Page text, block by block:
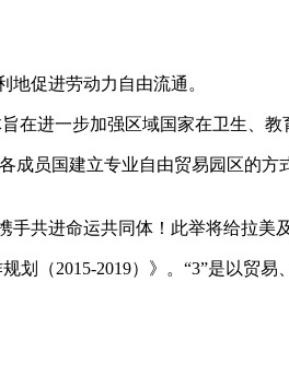
促进劳动力自由流通。
进一步加强区域国家在卫生、教
成员国建立专业自由贸易园区的
共进命运共同体！此举将给拉美
（2015-2019）》。“3”是以贸易